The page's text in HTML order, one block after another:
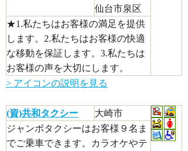
仙台市泉区
★1.私たちはお客様の満足を提供
します。2.私たちはお客様の快適
な移動を保証します。3.私たちは
お客様の声を大切にします。
> アイコンの説明を見る
(資)共和タクシー
大崎市
ジャンボタクシーはお客様９名ま
でご乗車できます。カラオケやテ